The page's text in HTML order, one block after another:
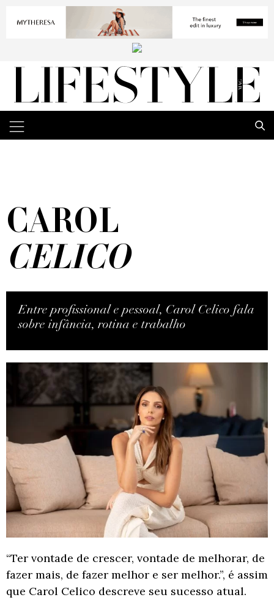
CAROL
CELICO
Entre profissional e pessoal, Carol Celico fala
sobre infância, rotina e trabalho
“Ter vontade de crescer, vontade de melhorar, de
fazer mais, de fazer melhor e ser melhor.”, é assim
que Carol Celico descreve seu sucesso atual.